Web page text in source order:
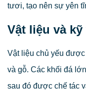
tươi, tạo nên sự yên
Vật liệu và
Vật liệu chủ yếu
và gỗ. Các khối đá
sau đó được chế tác